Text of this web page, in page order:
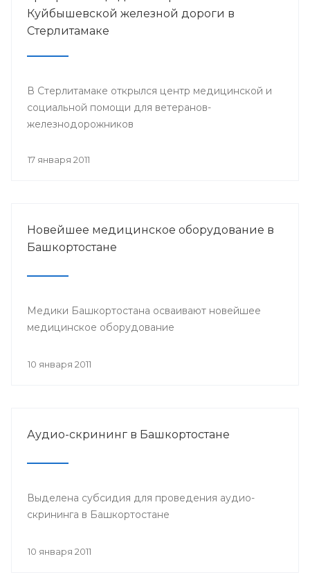
Куйбышевской железной дороги в
Стерлитамаке
В Стерлитамаке открылся центр медицинской и
социальной помощи для ветеранов-
железнодорожников
17 января 2011
Новейшее медицинское оборудование в
Башкортостане
Медики Башкортостана осваивают новейшее
медицинское оборудование
10 января 2011
Аудио-скрининг в Башкортостане
Выделена субсидия для проведения аудио-
скрининга в Башкортостане
10 января 2011